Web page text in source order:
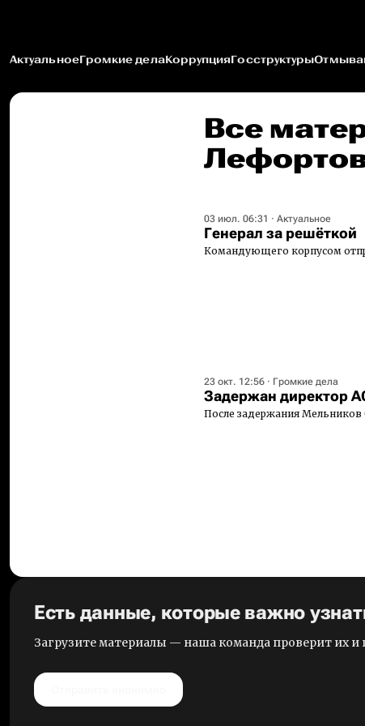
АктуальноеГромкие делаКоррупцияГосструктуры
Все
03 июл. 06:31 · Актуальное
Генерал за решёткой
Командующего корпусом
23 окт. 12:56 · Громкие дела
Задержан директор
После задержания
Есть данные, которые важно
Загрузите материалы — наша команда проверит их